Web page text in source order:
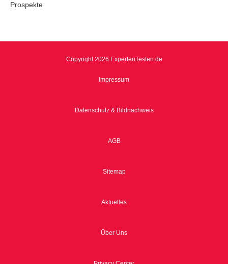
Prospekte
Copyright 2026 ExpertenTesten.de
Impressum
Datenschutz & Bildnachweis
AGB
Sitemap
Aktuelles
Über Uns